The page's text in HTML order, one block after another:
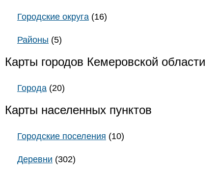
Городские округа (16)
Районы (5)
Карты городов Кемеровской области
Города (20)
Карты населенных пунктов
Городские поселения (10)
Деревни (302)